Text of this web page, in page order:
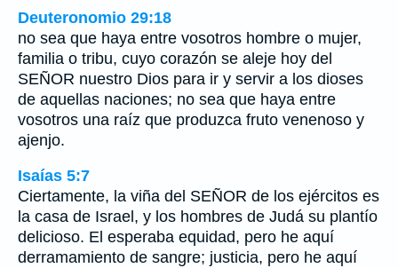
Deuteronomio 29:18
no sea que haya entre vosotros hombre o mujer,
familia o tribu, cuyo corazón se aleje hoy del
SEÑOR nuestro Dios para ir y servir a los dioses
de aquellas naciones; no sea que haya entre
vosotros una raíz que produzca fruto venenoso y
ajenjo.
Isaías 5:7
Ciertamente, la viña del SEÑOR de los ejércitos es
la casa de Israel, y los hombres de Judá su plantío
delicioso. El esperaba equidad, pero he aquí
derramamiento de sangre; justicia, pero he aquí